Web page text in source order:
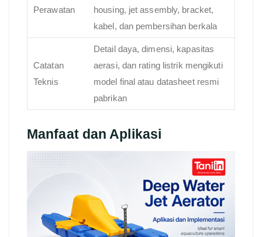
Perawatan
housing, jet assembly, bracket,
kabel, dan pembersihan berkala
Catatan
Teknis
Detail daya, dimensi, kapasitas
aerasi, dan rating listrik mengikuti
model final atau datasheet resmi
pabrikan
Manfaat dan Aplikasi